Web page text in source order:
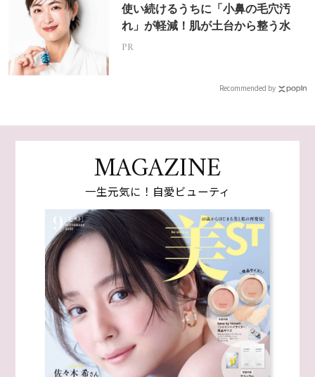
使い続けるうちに「小鼻の毛穴汚
れ」が軽減！肌が土台から整う水
PR
Recommended by
MAGAZINE
一生元気に！自愛ビューティ